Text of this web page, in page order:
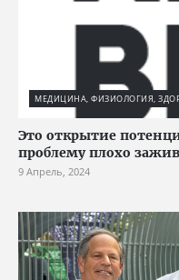
МЕДИЦИНА, ФИЗИОЛОГИЯ,
Это открытие
проблему плохо
9 Апрель, 2024